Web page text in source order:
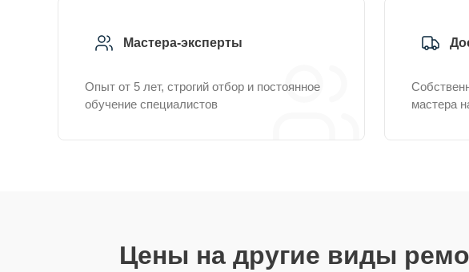
Мастера-эксперты
Опыт от 5 лет, строгий отбор и постоянное
обучение специалистов
мастера
Цены на другие виды